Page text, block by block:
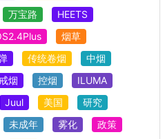
万宝路
HEETS
烟草
传统卷烟
中烟
烟 控烟
ILUMA
Juul 美国
研究
未成年 雾化
政策